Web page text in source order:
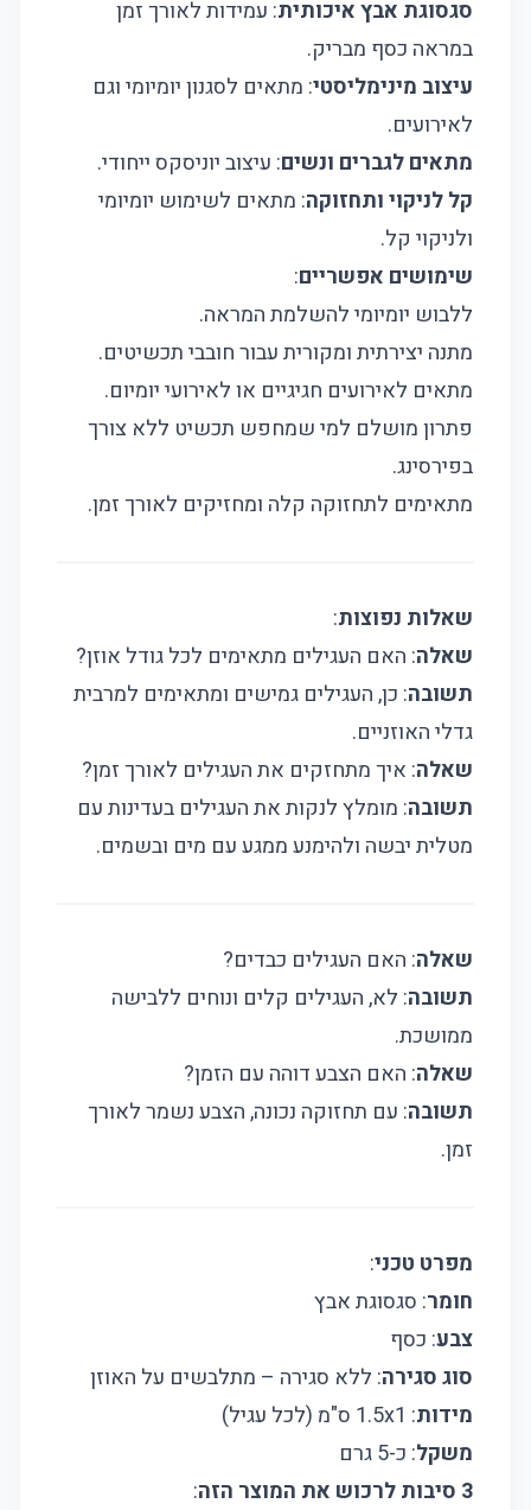
סגסוגת אבץ איכותית: עמידות לאורך זמן
במראה כסף מבריק.
עיצוב מינימליסטי: מתאים לסגנון יומיומי וגם
לאירועים.
מתאים לגברים ונשים: עיצוב יוניסקס ייחודי.
קל לניקוי ותחזוקה: מתאים לשימוש יומיומי
ולניקוי קל.
שימושים אפשריים:
ללבוש יומיומי להשלמת המראה.
מתנה יצירתית ומקורית עבור חובבי תכשיטים.
מתאים לאירועים חגיגיים או לאירועי יומיום.
פתרון מושלם למי שמחפש תכשיט ללא צורך
בפירסינג.
מתאימים לתחזוקה קלה ומחזיקים לאורך זמן.
שאלות נפוצות:
שאלה: האם העגילים מתאימים לכל גודל אוזן?
תשובה: כן, העגילים גמישים ומתאימים למרבית
גדלי האוזניים.
שאלה: איך מתחזקים את העגילים לאורך זמן?
תשובה: מומלץ לנקות את העגילים בעדינות עם
מטלית יבשה ולהימנע ממגע עם מים ובשמים.
שאלה: האם העגילים כבדים?
תשובה: לא, העגילים קלים ונוחים ללבישה
ממושכת.
שאלה: האם הצבע דוהה עם הזמן?
תשובה: עם תחזוקה נכונה, הצבע נשמר לאורך
זמן.
מפרט טכני:
חומר: סגסוגת אבץ
צבע: כסף
סוג סגירה: ללא סגירה – מתלבשים על האוזן
מידות: 1.5x1 ס"מ (לכל עגיל)
משקל: כ-5 גרם
3 סיבות לרכוש את המוצר הזה
: